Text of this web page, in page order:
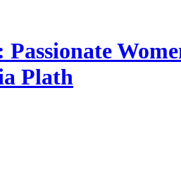
Plath